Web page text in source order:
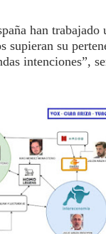
han
supieran su
intenciones”,